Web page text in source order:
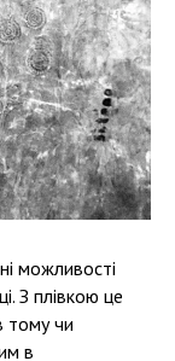
можливості
З плівкою це
тому чи
в